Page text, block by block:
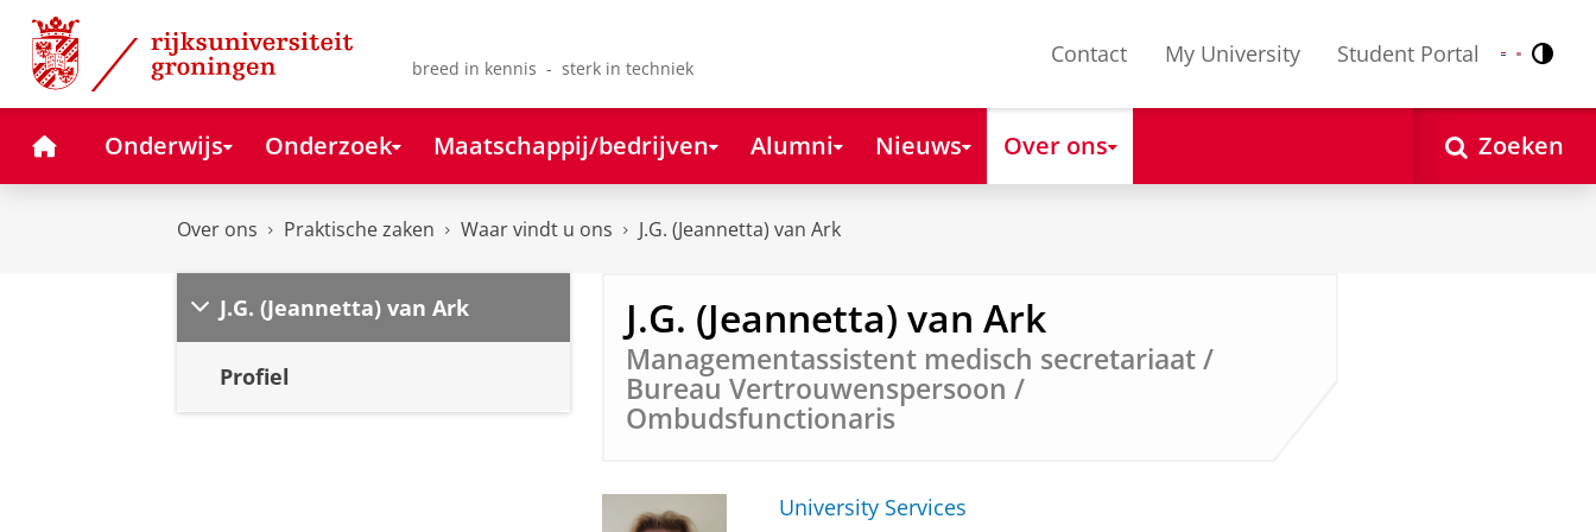
Skip
Content
Skip
Navigation
breed in kennis - sterk in techniek
Contact My University Student Portal Nederlands
English
HomeOnderwijs Onderzoek Maatschappij/bedrijven Alumni Nieuws Over ons Zoeken
Over ons Praktische zaken Waar vindt u ons J.G. (Jeannetta) van Ark
J.G. (Jeannetta) van Ark
Profiel
J.G. (Jeannetta) van Ark
Managementassistent medisch secretariaat /
Bureau Vertrouwenspersoon /
Ombudsfunctionaris
University Services